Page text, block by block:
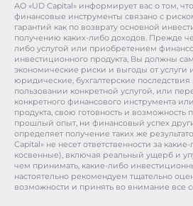
АО «UD Capital» информирует вас о том,
финансовые инструменты связано с
гарантий как по возврату основной
получению каких-либо доходов. Прежде
либо услугой или приобретением
инвестиционного продукта, Вы должны
экономические риски и выгоды от услуги
юридические, бухгалтерские
пользовании конкретной услугой, или
конкретного финансового инструмента
продукта, свою готовность и возможность
прошлый опыт, ни финансовый успех
определяет получение таких же
Capital» не несет ответственности за
косвенные), включая реальный ущерб и
чем принимать, какие-либо
настоятельно рекомендуем тщательно
возможности и принять во внимание все